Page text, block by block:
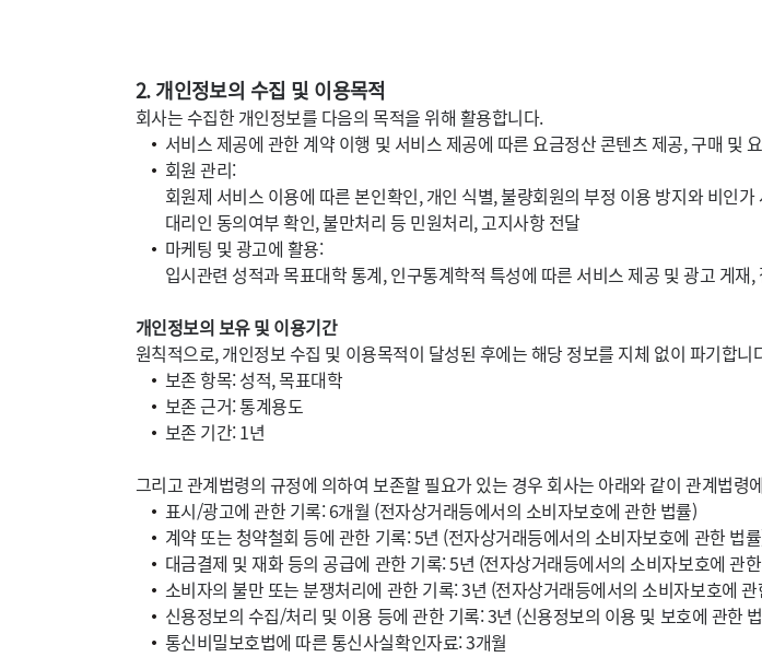
2. 개인정보의 수집 및 이용목적
회사는 수집한 개인정보를 다음의 목적을 위해 활용합니다.
서비스 제공에 관한 계약 이행 및 서비스 제공에 따른 요금정산 콘텐츠 제공, 구매 및
회원 관리:
회원제 서비스 이용에 따른 본인확인, 개인 식별, 불량회원의 부정 이용 방지와 비인
대리인 동의여부 확인, 불만처리 등 민원처리, 고지사항 전달
마케팅 및 광고에 활용:
입시관련 성적과 목표대학 통계, 인구통계학적 특성에 따른 서비스 제공 및 광고 게
개인정보의 보유 및 이용기간
원칙적으로, 개인정보 수집 및 이용목적이 달성된 후에는 해당 정보를 지체 없이 파기합
보존 항목: 성적, 목표대학
보존 근거: 통계용도
보존 기간: 1년
그리고 관계법령의 규정에 의하여 보존할 필요가 있는 경우 회사는 아래와 같이 관계법
표시/광고에 관한 기록: 6개월 (전자상거래등에서의 소비자보호에 관한 법률)
계약 또는 청약철회 등에 관한 기록: 5년 (전자상거래등에서의 소비자보호에 관한 법
대금결제 및 재화 등의 공급에 관한 기록: 5년 (전자상거래등에서의 소비자보호에 관
소비자의 불만 또는 분쟁처리에 관한 기록: 3년 (전자상거래등에서의 소비자보호에
신용정보의 수집/처리 및 이용 등에 관한 기록: 3년 (신용정보의 이용 및 보호에 관한
통신비밀보호법에 따른 통신사실확인자료: 3개월